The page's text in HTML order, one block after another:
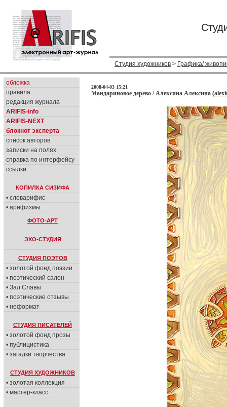
Студия художников > Графика/
обложка
правила
редакция журнала
ARIFIS-info
ARIFIS-NEXT
блокнот эксперта
список авторов
записки на полях
справка по интерфейсу
ссылки
КОПИЛКА СИЗИФА
• словарифис
• арифизмы
ФОТО-АРТ
ЭХО-СТУДИЯ
СТУДИЯ ПОЭТОВ
• золотой фонд поэзии
• поэтический салон
• Зал Славы
• поэтические отзывы
• неформат
СТУДИЯ ПИСАТЕЛЕЙ
• золотой фонд прозы
• публицистика
• загадки творчества
СТУДИЯ ХУДОЖНИКОВ
• золотая коллекция
• мастер-класс
2008-04-03 15:21
Мандариновое дерево / Алексина Алексина (